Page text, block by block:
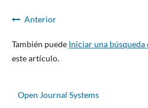
Anterior
También puede Iniciar una
este artículo.
Open Journal Systems